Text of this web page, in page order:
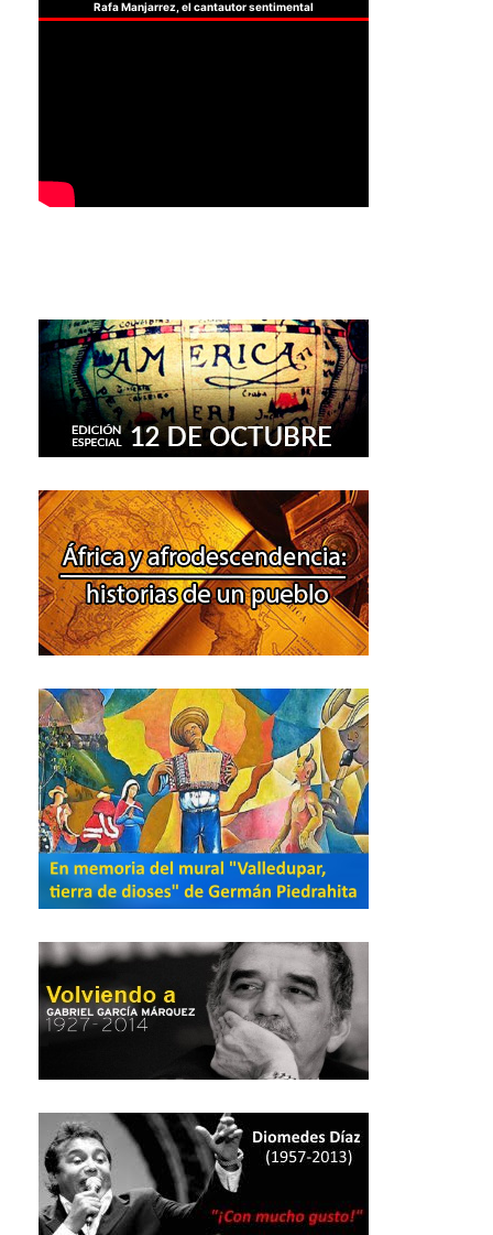
Rafa Manjarrez, el cantautor sentimental